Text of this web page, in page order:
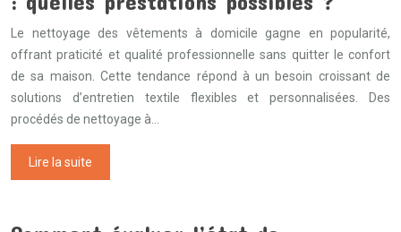
Le nettoyage des vêtements à domicile gagne en popularité,
offrant praticité et qualité professionnelle sans quitter le confort
de sa maison. Cette tendance répond à un besoin croissant de
solutions d’entretien textile flexibles et personnalisées. Des
procédés de nettoyage à…
Lire la suite